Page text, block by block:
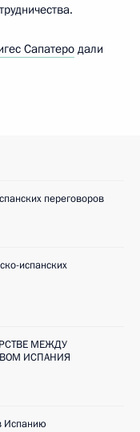
Сапатеро дали
переговоров
испанских
МЕЖДУ
ИСПАНИЯ
Испанию